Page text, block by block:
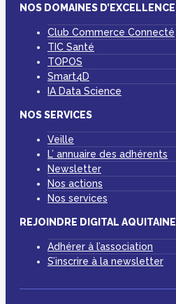
NOS DOMAINES D’EXCELLENCE
Club Commerce Connecté
TIC Santé
TOPOS
Smart4D
IA Data Science
NOS SERVICES
Veille
L’ annuaire des adhérents
Newsletter
Nos actions
Nos services
REJOINDRE DIGITAL AQUITAINE
Adhérer à l’association
S’inscrire à la newsletter